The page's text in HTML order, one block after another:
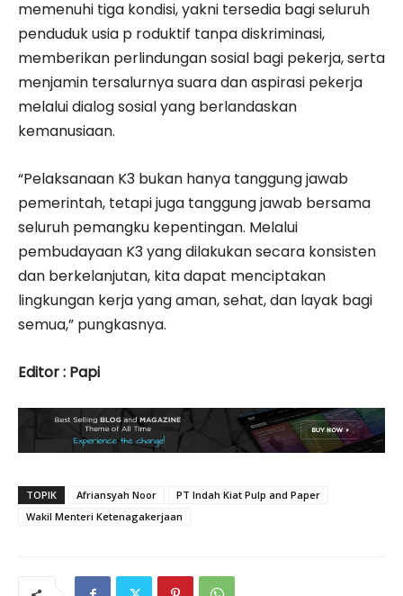
memenuhi tiga kondisi, yakni tersedia bagi seluruh
penduduk usia p roduktif tanpa diskriminasi,
memberikan perlindungan sosial bagi pekerja, serta
menjamin tersalurnya suara dan aspirasi pekerja
melalui dialog sosial yang berlandaskan
kemanusiaan.
“Pelaksanaan K3 bukan hanya tanggung jawab
pemerintah, tetapi juga tanggung jawab bersama
seluruh pemangku kepentingan. Melalui
pembudayaan K3 yang dilakukan secara konsisten
dan berkelanjutan, kita dapat menciptakan
lingkungan kerja yang aman, sehat, dan layak bagi
semua,” pungkasnya.
Editor : Papi
TOPIK Afriansyah Noor
PT Indah Kiat Pulp and Paper
Wakil Menteri Ketenagakerjaan